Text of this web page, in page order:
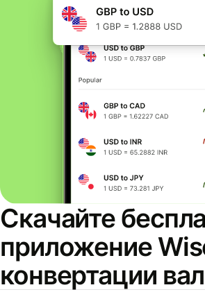
Скачайте
приложение
конвертации